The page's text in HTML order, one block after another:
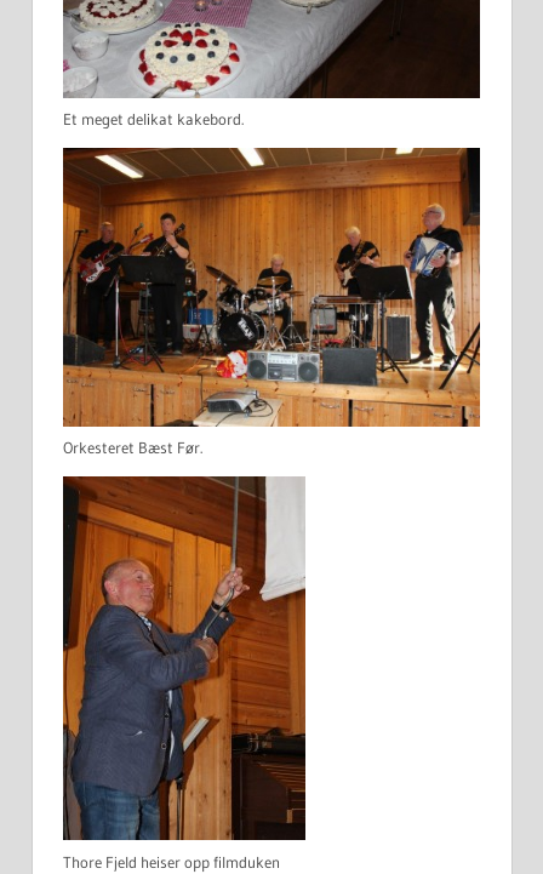
Et meget delikat kakebord.
Orkesteret Bæst Før.
Thore Fjeld heiser opp filmduken